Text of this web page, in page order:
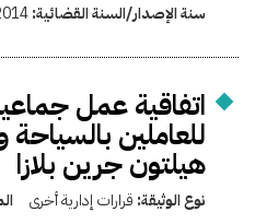
سنة الإصدار/السنة القضائية:
اتفاقية عمل
للعاملين
هيلتون جرين بلازا
نوع الوثيقة: قرارات إدارية أخرى